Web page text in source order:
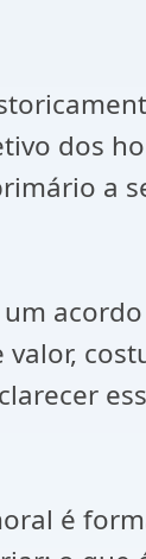
dos
a
é